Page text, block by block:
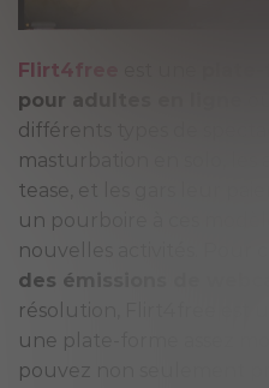
Flirt4free
pour adultes en ligne
différents types de
masturbation en solo, les
tease, et les gars leur
un pourboire à ces
nouvelles activités. Pour
des émissions de
résolution, Flirt4free est
une plate-forme assez
pouvez non seulement